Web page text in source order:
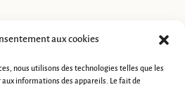
aux cookies
nous utilisons des technologies telles que les
informations des appareils. Le fait de